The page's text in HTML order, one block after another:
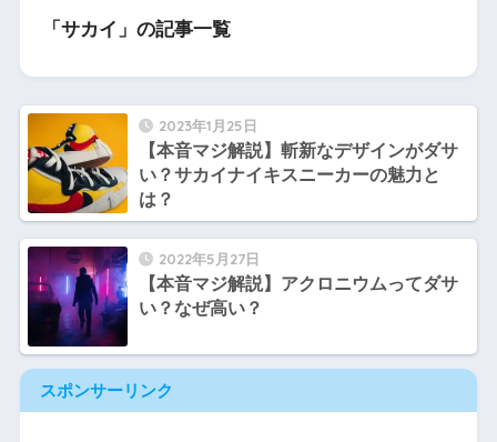
「サカイ」の記事一覧
2023年1月25日
【本音マジ解説】斬新なデザインがダサ
い？サカイナイキスニーカーの魅力と
は？
2022年5月27日
【本音マジ解説】アクロニウムってダサ
い？なぜ高い？
スポンサーリンク